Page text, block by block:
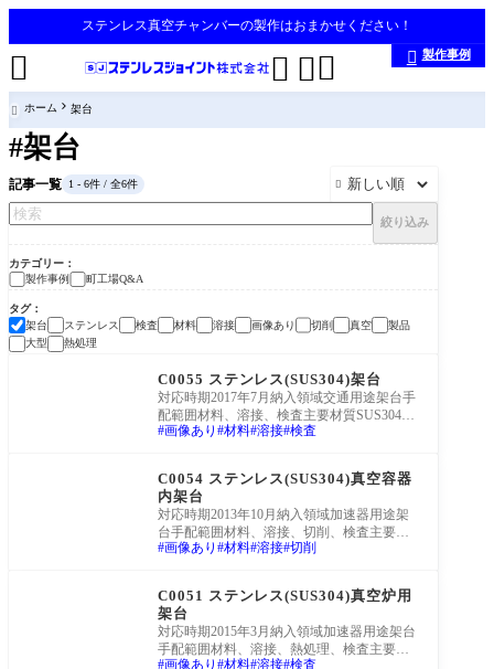
ステンレス真空チャンバーの製作はおまかせください！
 
  製作事例
 ホーム 架台
#架台
記事一覧 1 - 6件 / 全6件 
絞り込み
カテゴリー
製作事例
町工場Q&A
タグ
架台
ステンレス 検査 材料 溶接 画像あり 切削 真空
製品
大型
熱処理
C0055 ステンレス(SUS304)架台
対応時期2017年7月納入領域交通用途架台手
配範囲材料、溶接、検査主要材質SUS304主
な板厚-概略寸法200*200*500仕様-案件の特
画像あり 材料 溶接 検査
C0054 ステンレス(SUS304)真空容器
内架台
対応時期2013年10月納入領域加速器用途架
台手配範囲材料、溶接、切削、検査主要材
質SUS304主な板厚-概略寸法φ500*200L仕様
画像あり 材料 溶接 切削
C0051 ステンレス(SUS304)真空炉用
架台
対応時期2015年3月納入領域加速器用途架台
手配範囲材料、溶接、熱処理、検査主要材
画像あり 材料 溶接 検査